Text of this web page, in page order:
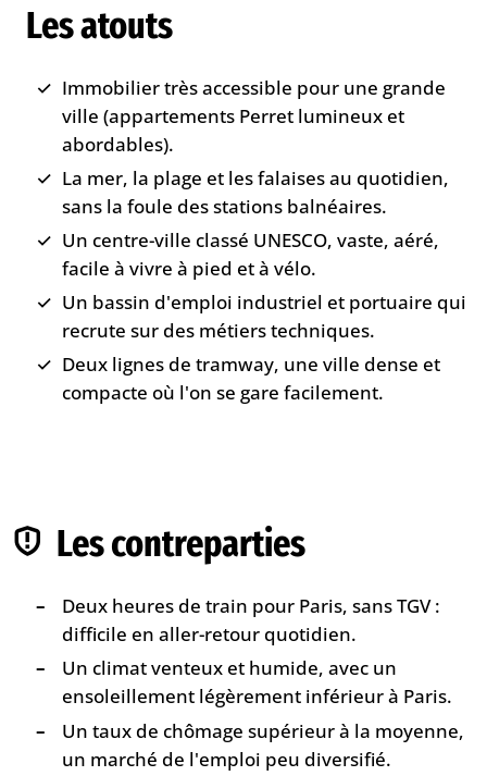
Les atouts
Immobilier très accessible pour une grande
ville (appartements Perret lumineux et
abordables).
La mer, la plage et les falaises au quotidien,
sans la foule des stations balnéaires.
Un centre-ville classé UNESCO, vaste, aéré,
facile à vivre à pied et à vélo.
Un bassin d'emploi industriel et portuaire qui
recrute sur des métiers techniques.
Deux lignes de tramway, une ville dense et
compacte où l'on se gare facilement.
Les contreparties
Deux heures de train pour Paris, sans TGV :
difficile en aller-retour quotidien.
Un climat venteux et humide, avec un
ensoleillement légèrement inférieur à Paris.
Un taux de chômage supérieur à la moyenne,
un marché de l'emploi peu diversifié.